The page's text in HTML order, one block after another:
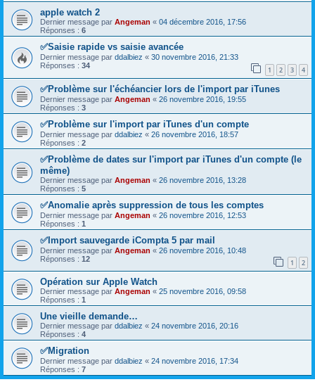
apple watch 2
Dernier message par Angeman « 04 décembre 2016, 17:56
Réponses : 6
✅Saisie rapide vs saisie avancée
Dernier message par ddalbiez « 30 novembre 2016, 21:33
Réponses : 34 1 2 3 4
✅Problème sur l'échéancier lors de l'import par iTunes
Dernier message par Angeman « 26 novembre 2016, 19:55
Réponses : 3
✅Problème sur l'import par iTunes d'un compte
Dernier message par ddalbiez « 26 novembre 2016, 18:57
Réponses : 2
✅Problème de dates sur l'import par iTunes d'un compte (le
même)
Dernier message par Angeman « 26 novembre 2016, 13:28
Réponses : 5
✅Anomalie après suppression de tous les comptes
Dernier message par Angeman « 26 novembre 2016, 12:53
Réponses : 1
✅Import sauvegarde iCompta 5 par mail
Dernier message par Angeman « 26 novembre 2016, 10:48
Réponses : 12 1 2
Opération sur Apple Watch
Dernier message par Angeman « 25 novembre 2016, 09:58
Réponses : 1
Une vieille demande…
Dernier message par ddalbiez « 24 novembre 2016, 20:16
Réponses : 4
✅Migration
Dernier message par ddalbiez « 24 novembre 2016, 17:34
Réponses : 7